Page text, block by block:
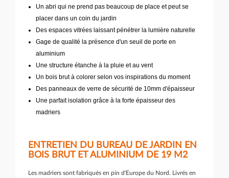
Un abri qui ne prend pas beaucoup de place et peut se
placer dans un coin du jardin
Des espaces vitrées laissant pénétrer la lumière naturelle
Gage de qualité la présence d'un seuil de porte en
aluminium
Une structure étanche à la pluie et au vent
Un bois brut à colorer selon vos inspirations du moment
Des panneaux de verre de sécurité de 10mm d'épaisseur
Une parfait isolation grâce à la forte épaisseur des
madriers
ENTRETIEN DU BUREAU DE JARDIN EN
BOIS BRUT ET ALUMINIUM DE 19 M2
Les madriers sont fabriqués en pin d'Europe du Nord. Livrés en